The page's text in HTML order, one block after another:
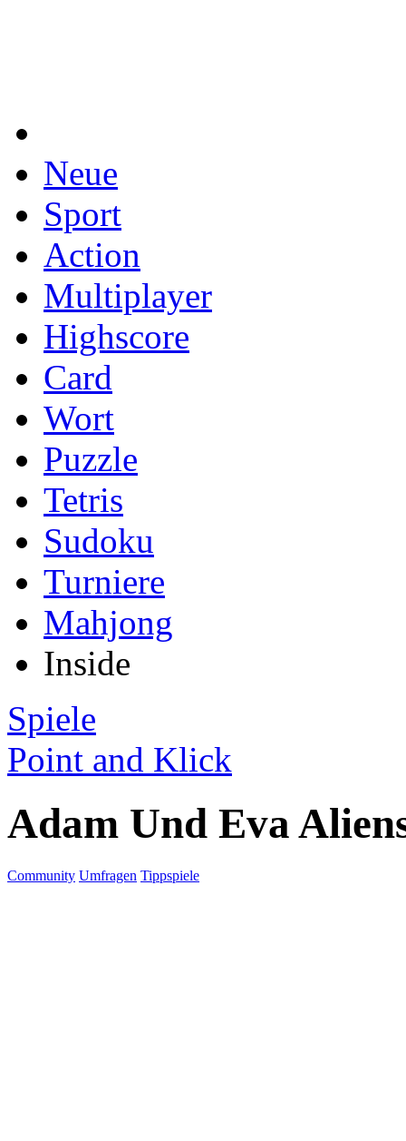
Neue
Sport
Action
Multiplayer
Highscore
Card
Wort
Puzzle
Tetris
Sudoku
Turniere
Mahjong
Inside
Spiele
Point and Klick
Adam Und Eva
Community Umfragen Tippspiele